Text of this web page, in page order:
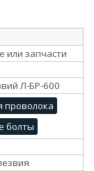
или запчасти
Л-БР-600
проволока
болты